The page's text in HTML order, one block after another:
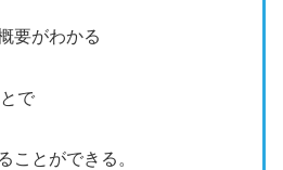
要がわかる
で
ことができる。